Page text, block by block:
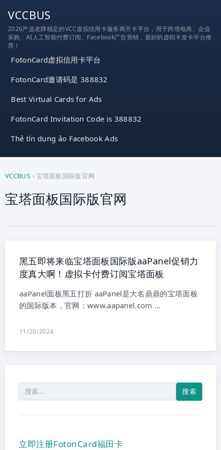
VCCBUS
2026严选老牌稳定的VCC虚拟信用卡服务商开卡平台，用于跨境电商、企业
采购、AI人工智能付费订阅、Facebook广告营销，最好的虚拟卡发卡平台推
荐！
FotonCard虚拟信用卡平台
FotonCard邀请码是 388832
Best Virtual Cards for Ads
FotonCard Invitation Code is 388832
Thẻ tín dụng ảo Facebook Ads
VCCBUS ›宝塔面板国际版官网
宝塔面板国际版官网
黑五即将来临宝塔面板国际版aaPanel促销力
度真大啊！虚拟卡付费订阅宝塔面板
aaPanel面板黑五打折 aaPanel是大名鼎鼎的宝塔面板
的国际版本，官网：www.aapanel.com …
11/20/2024
索：
立即注册FotonCard福田卡